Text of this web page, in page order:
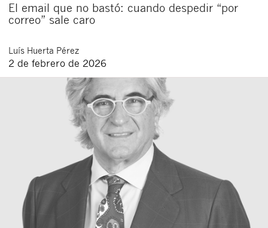
El email que no bastó: cuando despedir “por
correo” sale caro
Luís Huerta Pérez
2 de febrero de 2026